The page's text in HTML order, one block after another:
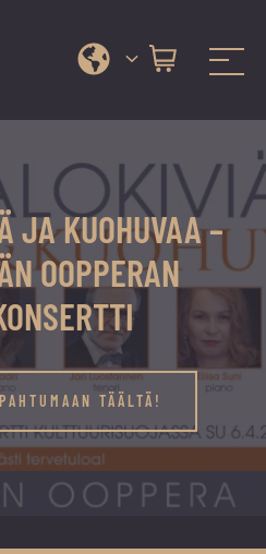
JA KUOHUVAA –
OOPPERAN
TÄÄLTÄ!